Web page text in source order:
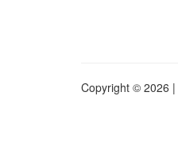
Copyright © 2026 |